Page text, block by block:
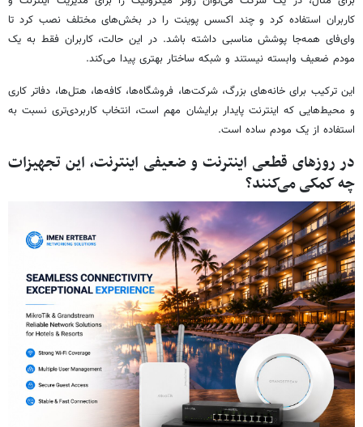
کاربران استفاده کرد و چند اکسس پوینت را در بخش‌های مختلف نصب کرد تا
وای‌فای همه‌جا پوشش مناسبی داشته باشد. در این حالت، کاربران فقط به یک
مودم ضعیف وابسته نیستند و شبکه ساختار بهتری پیدا می‌کند.
این ترکیب برای خانه‌های بزرگ، شرکت‌ها، فروشگاه‌ها، کافه‌ها، هتل‌ها، دفاتر کاری
و محیط‌هایی که اینترنت پایدار برایشان مهم است، انتخاب کاربردی‌تری نسبت به
استفاده از یک مودم ساده است.
در روزهای قطعی اینترنت و ضعیفی اینترنت، این تجهیزات
چه کمکی می‌کنند؟